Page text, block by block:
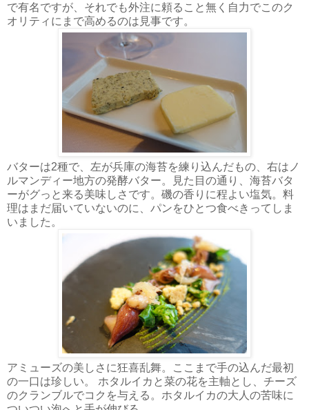
で有名ですが、それでも外注に頼ること無く自力でこのク
オリティにまで高めるのは見事です。
バターは2種で、左が兵庫の海苔を練り込んだもの、右はノ
ルマンディー地方の発酵バター。見た目の通り、海苔バタ
ーがグっと来る美味しさです。磯の香りに程よい塩気。料
理はまだ届いていないのに、パンをひとつ食べきってしま
いました。
アミューズの美しさに狂喜乱舞。ここまで手の込んだ最初
の一口は珍しい。 ホタルイカと菜の花を主軸とし、チーズ
のクランブルでコクを与える。ホタルイカの大人の苦味に